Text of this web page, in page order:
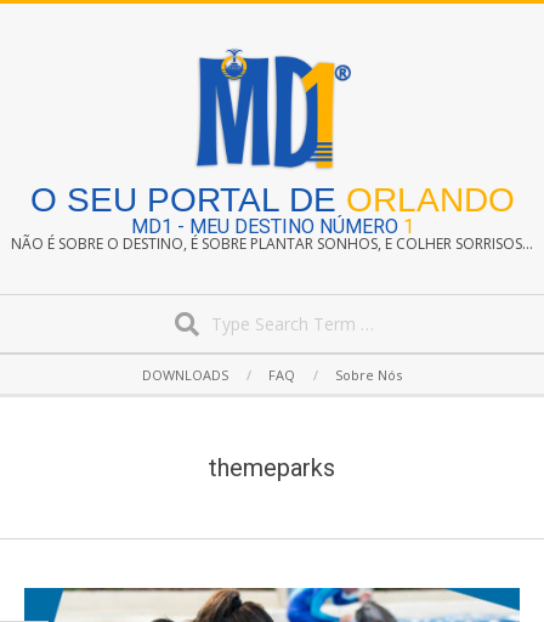
O SEU PORTAL DE ORLANDO
MD1 - MEU DESTINO NÚMERO 1
NÃO É SOBRE O DESTINO, É SOBRE PLANTAR SONHOS, E COLHER SORRISOS...
Navigation
DOWNLOADS FAQ Sobre Nós
themeparks